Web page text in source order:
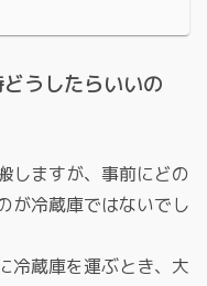
うしたらいいの
しますが、事前にどの
が冷蔵庫ではないでし
冷蔵庫を運ぶとき、大